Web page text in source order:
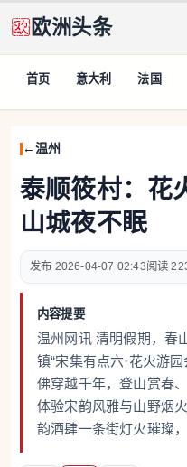
欧洲头条
首页 意大利 法国
温州
泰顺筱村：花
山城夜不眠
2026-04-07 02:43
内容提要
温州网讯 清明假期，春
镇“宋集有点六·花火游
佛穿越千年，登山赏春
体验宋韵风雅与山野烟
韵酒肆一条街灯火璀璨